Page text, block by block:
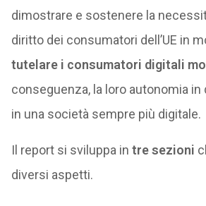
dimostrare e sostenere la
diritto dei consumatori dell’UE in
tutelare i consumatori digitali
conseguenza, la loro autonomia in
in una società sempre più digitale.
Il report si sviluppa in tre sezioni
diversi aspetti.